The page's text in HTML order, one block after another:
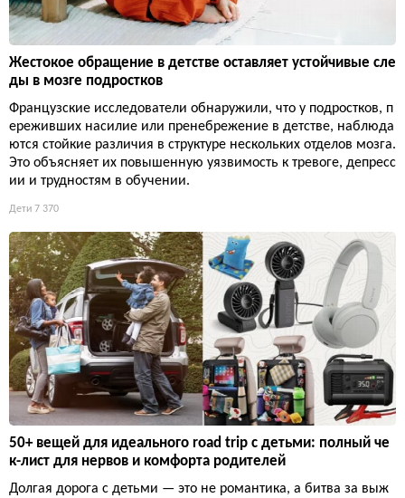
Жестокое обращение в детстве оставляет устойчивые сле
ды в мозге подростков
Французские исследователи обнаружили, что у подростков, п
ереживших насилие или пренебрежение в детстве, наблюда
ются стойкие различия в структуре нескольких отделов мозга.
Это объясняет их повышенную уязвимость к тревоге, депресс
ии и трудностям в обучении.
Дети 7 370
50+ вещей для идеального road trip с детьми: полный че
к-лист для нервов и комфорта родителей
Долгая дорога с детьми — это не романтика, а битва за выж